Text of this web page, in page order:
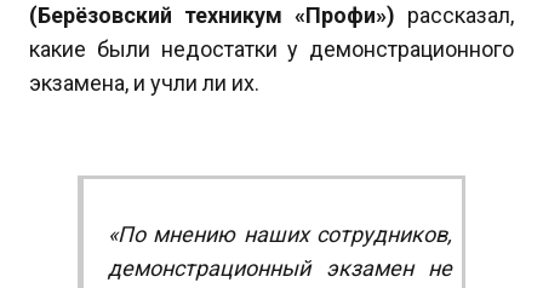
(Берёзовский техникум «Профи») рассказал,
какие были недостатки у демонстрационного
экзамена, и учли ли их.
«По мнению наших сотрудников,
демонстрационный экзамен не